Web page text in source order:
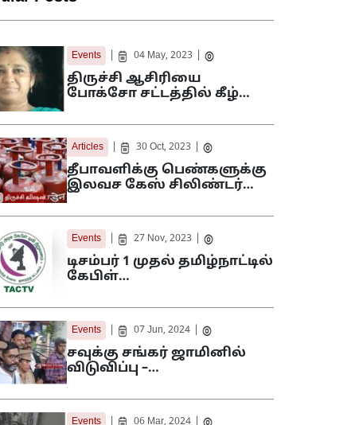
Events 04 May, 2023
திருச்சி ஆசிரியை
போக்சோ சட்டத்தில் கீழ்…
Articles 30 Oct, 2023
தீபாவளிக்கு பெண்களுக்கு
இலவச கேஸ் சிலிண்டர்…
Events 27 Nov, 2023
டிசம்பர் 1 முதல் தமிழ்நாட்டில்
கேபிள்…
Events 07 Jun, 2024
சவுக்கு சங்கர் ஜாமினில்
விடுவிப்பு –…
Events 06 Mar, 2024